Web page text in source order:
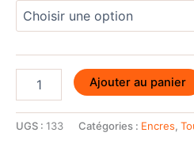
Mefians
Ajouter au panier
UGS : 133 Catégories : Encres,